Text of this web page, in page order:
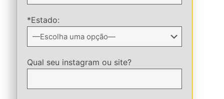
*Estado:
Qual seu instagram ou site?